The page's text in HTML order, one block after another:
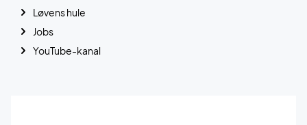
Løvens hule
Jobs
YouTube-kanal